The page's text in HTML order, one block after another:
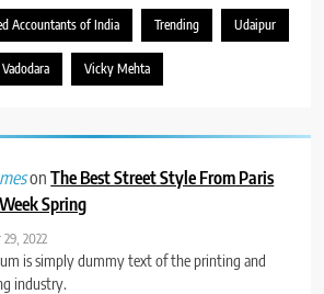
Accountants of India Trending Udaipur
Vadodara Vicky Mehta
onThe Best Street Style From Paris
Spring
2022
is simply dummy text of the printing and
industry.